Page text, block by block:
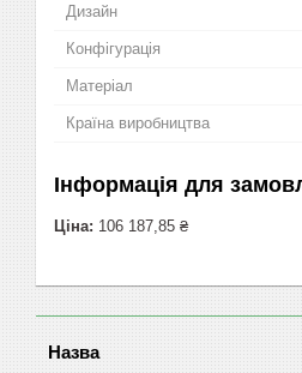
Дизайн
Конфігурація
Матеріал
Країна виробництва
Інформація для
Ціна: 106 187,85 ₴